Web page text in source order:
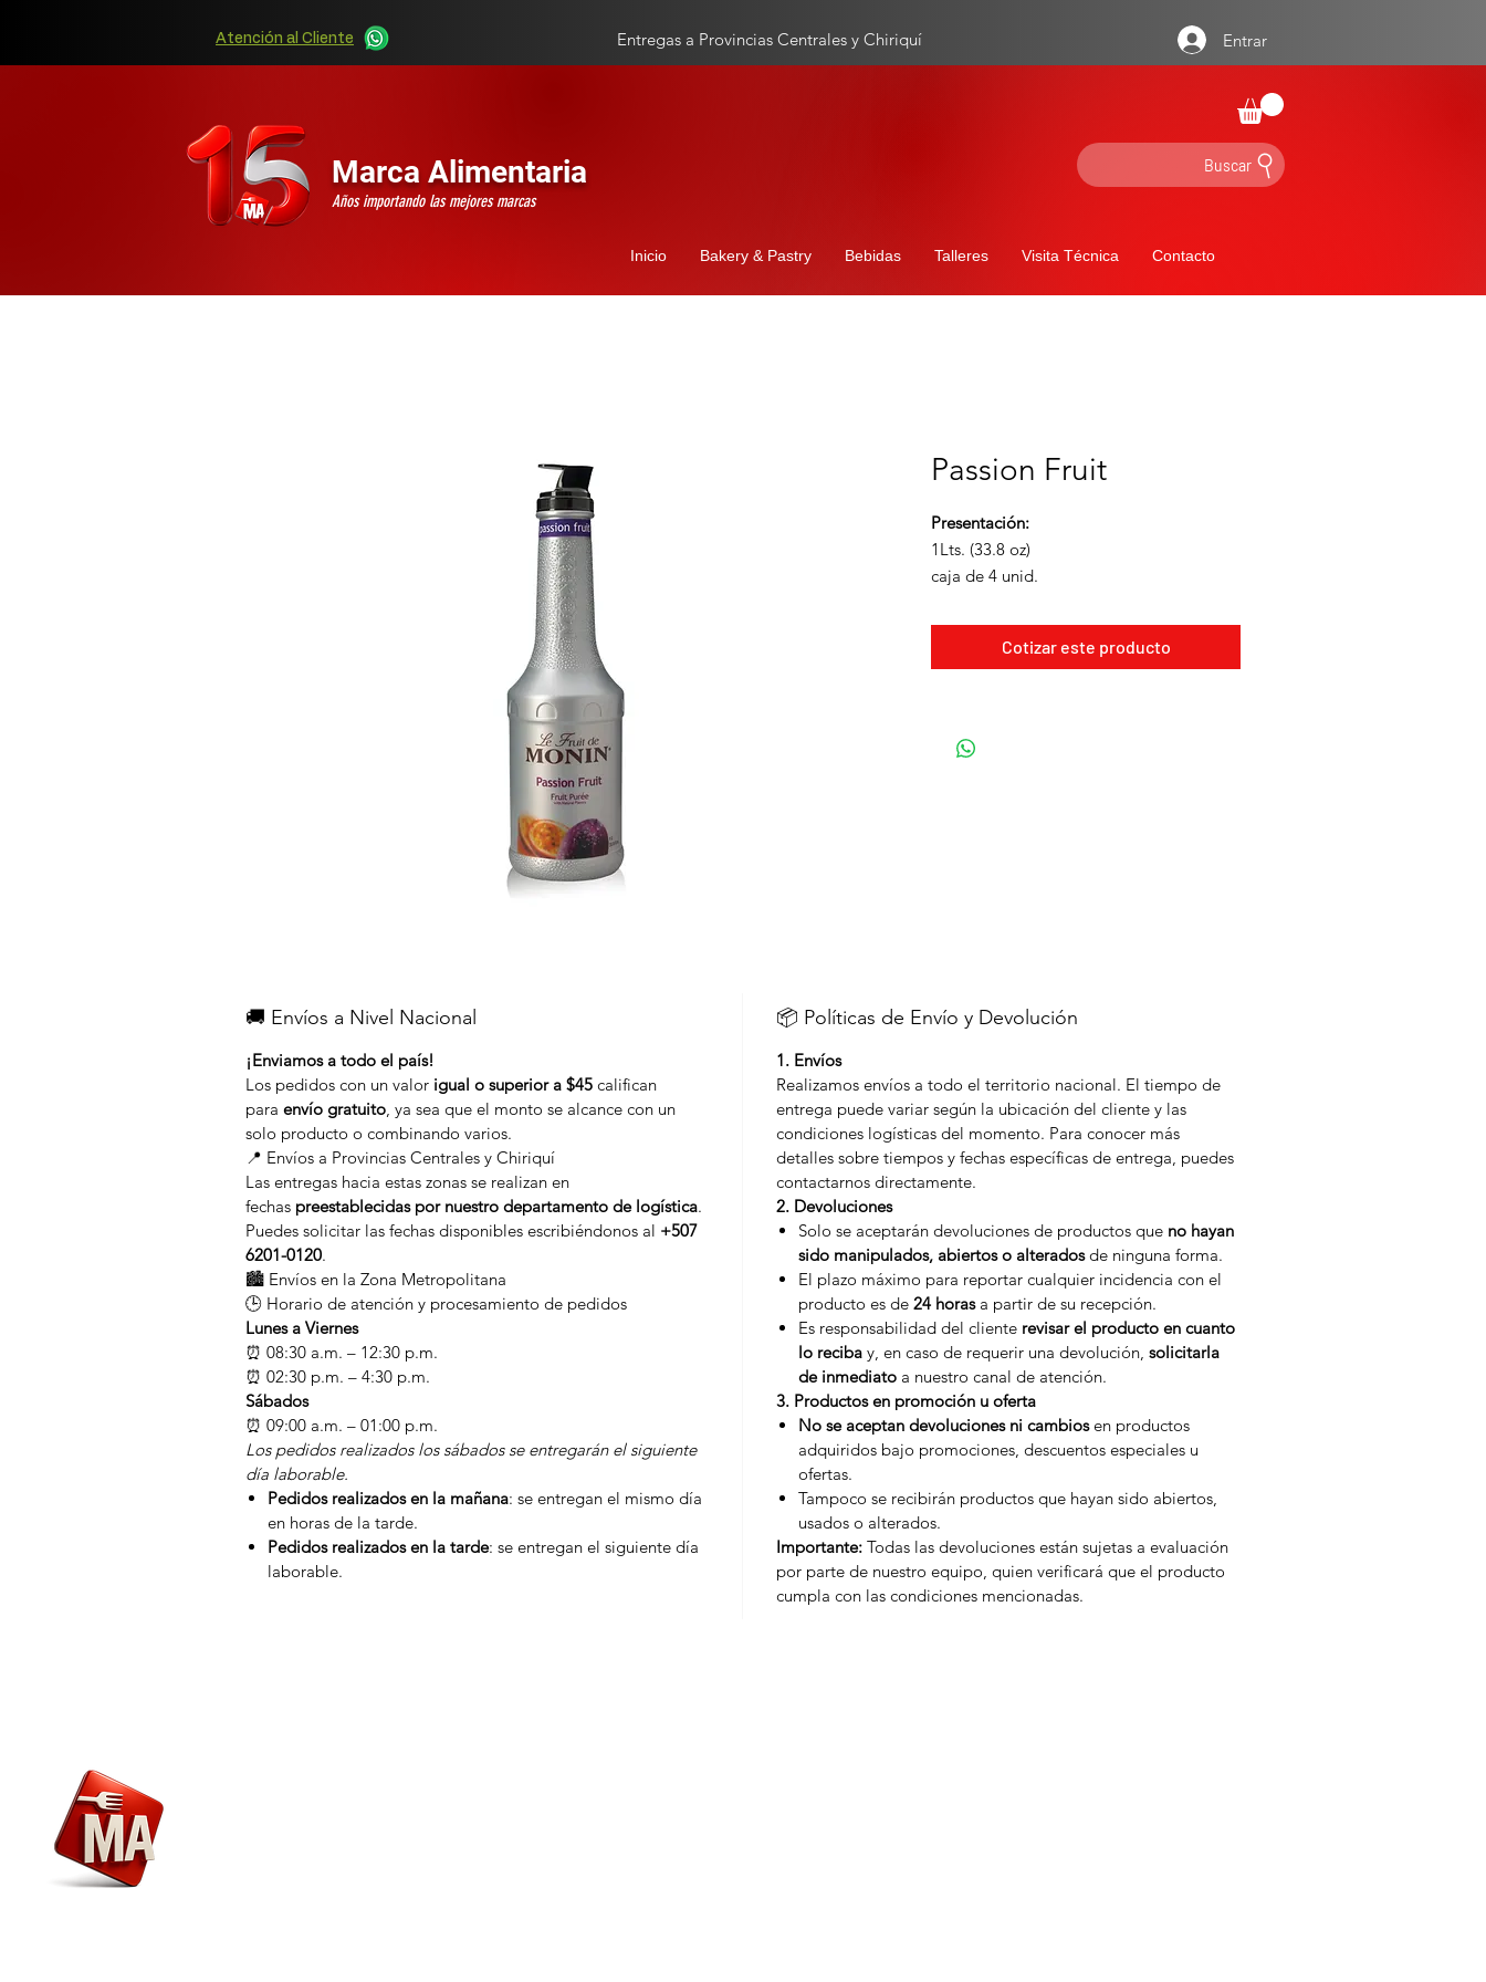
Atención al Cliente Entregas a Provincias Centrales y Chiriquí Entrar
Marca Alimentaria
Años importando las mejores marcas
Buscar
Inicio Bakery & Pastry Bebidas Talleres Visita Técnica Contacto
Passion Fruit
Presentación:
1Lts. (33.8 oz)
caja de 4 unid.
Cotizar este producto
🚚 Envíos a Nivel Nacional
¡Enviamos a todo el país!
Los pedidos con un valor igual o superior a $45 califican
para envío gratuito, ya sea que el monto se alcance con un
solo producto o combinando varios.
📍 Envíos a Provincias Centrales y Chiriquí
Las entregas hacia estas zonas se realizan en
fechas preestablecidas por nuestro departamento de logística.
Puedes solicitar las fechas disponibles escribiéndonos al +507
6201-0120.
🏙️ Envíos en la Zona Metropolitana
🕒 Horario de atención y procesamiento de pedidos
Lunes a Viernes
⏰ 08:30 a.m. – 12:30 p.m.
⏰ 02:30 p.m. – 4:30 p.m.
Sábados
⏰ 09:00 a.m. – 01:00 p.m.
Los pedidos realizados los sábados se entregarán el siguiente
día laborable.
Pedidos realizados en la mañana: se entregan el mismo día
en horas de la tarde.
Pedidos realizados en la tarde: se entregan el siguiente día
laborable.
📦 Políticas de Envío y Devolución
1. Envíos
Realizamos envíos a todo el territorio nacional. El tiempo de
entrega puede variar según la ubicación del cliente y las
condiciones logísticas del momento. Para conocer más
detalles sobre tiempos y fechas específicas de entrega, puedes
contactarnos directamente.
2. Devoluciones
Solo se aceptarán devoluciones de productos que no hayan
sido manipulados, abiertos o alteradosde ninguna forma.
El plazo máximo para reportar cualquier incidencia con el
producto es de 24 horasa partir de su recepción.
Es responsabilidad del cliente revisar el producto en cuanto
lo reciba y, en caso de requerir una devolución, solicitarla
de inmediato a nuestro canal de atención.
3. Productos en promoción u oferta
No se aceptan devoluciones ni cambiosen productos
adquiridos bajo promociones, descuentos especiales u
ofertas.
Tampoco se recibirán productos que hayan sido abiertos,
usados o alterados.
Importante: Todas las devoluciones están sujetas a evaluación
por parte de nuestro equipo, quien verificará que el producto
cumpla con las condiciones mencionadas.